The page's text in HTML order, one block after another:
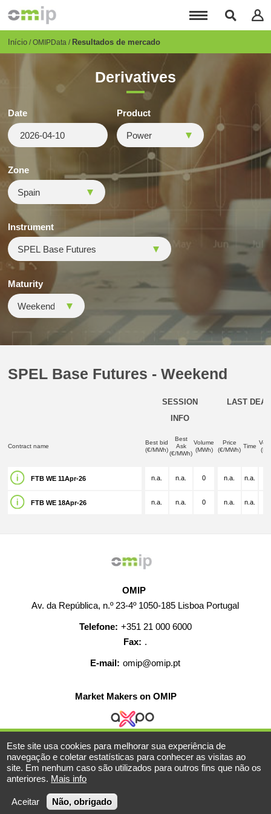
para
conteúdo
Breadcrumb
Início OMIPData Resultados de mercado
Derivatives
Date Product
Zone
Instrument
Maturity
SPEL Base Futures - Weekend
SESSION
INFO
LAST DEAL
Contract name
Best bid
(€/MWh)
Best
Ask
(€/MWh)
Volume
(MWh)
Price
(€/MWh)
Time
FTB WE 11Apr-26 n.a. n.a. 0 n.a. n.a.
FTB WE 18Apr-26 n.a. n.a. 0 n.a. n.a.
OMIP
Av. da República, n.º 23-4º 1050-185 Lisboa Portugal
Telefone: +351 21 000 6000
Fax: .
E-mail: omip@omip.pt
Market Makers on OMIP
© 2019-2026 - Todos os direitos reservados
AJUDA CONTACTO CARREIRAS
MAPA WEB
INFORMAÇÃO LEGAL
Powered BY
Este site usa cookies para melhorar sua experiência de
navegação e coletar estatísticas para conhecer as visitas ao
site. Em nenhum caso são utilizados para outros fins que não os
anteriores. Mais info
Aceitar Não, obrigado